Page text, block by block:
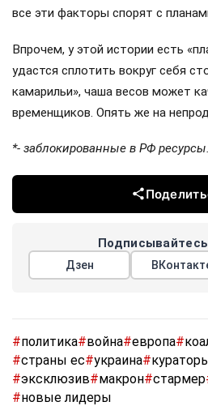
все эти факторы спорят с
Впрочем, у этой истории есть
удастся сплотить вокруг себя
камарильи», чаша весов может
временщиков. Опять же на
*- заблокированные в РФ ресурсы.
Дзен
#политика#война#европа#
#страны ес#украина#
#эксклюзив#макрон#стармер
#новые лидеры